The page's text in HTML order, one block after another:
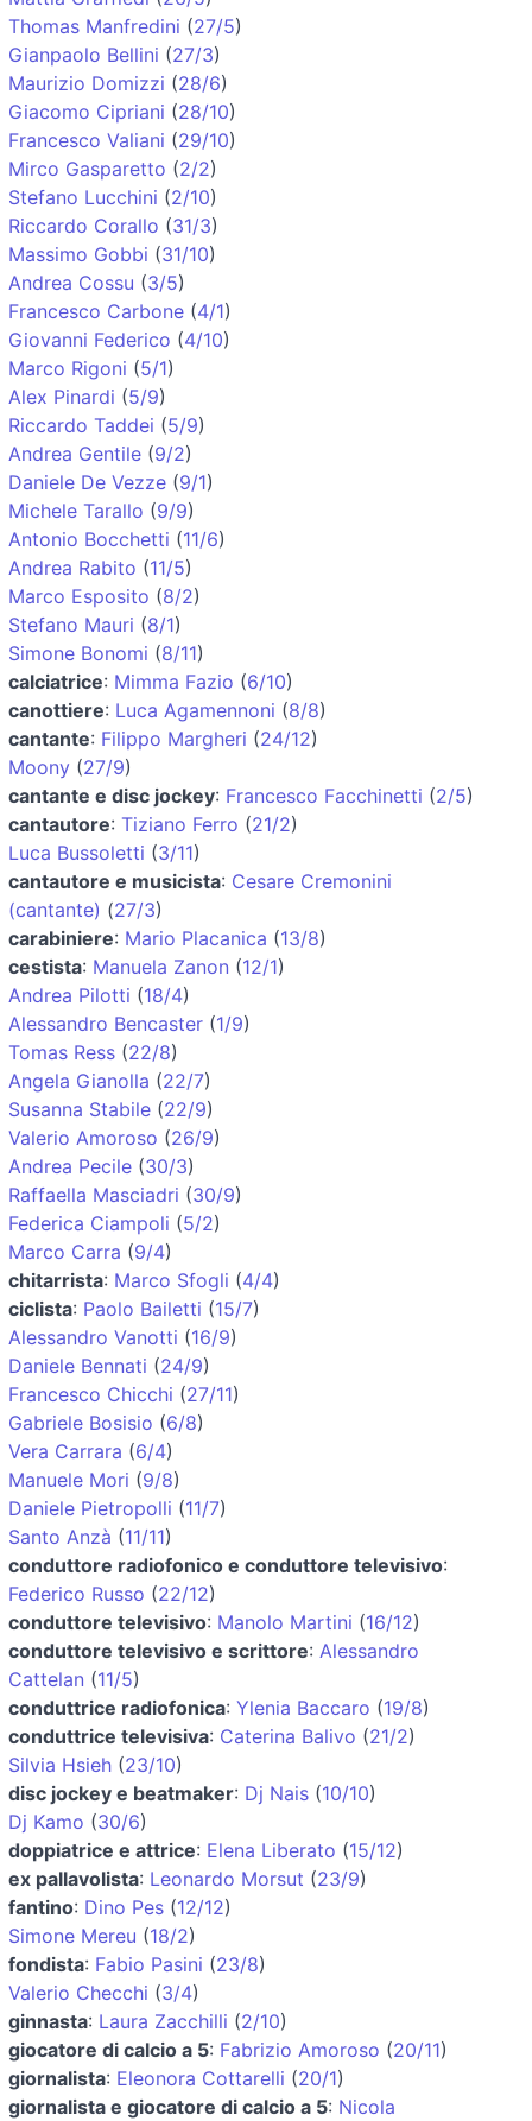
Thomas Manfredini (27/5)
Gianpaolo Bellini (27/3)
Maurizio Domizzi (28/6)
Giacomo Cipriani (28/10)
Francesco Valiani (29/10)
Mirco Gasparetto (2/2)
Stefano Lucchini (2/10)
Riccardo Corallo (31/3)
Massimo Gobbi (31/10)
Andrea Cossu (3/5)
Francesco Carbone (4/1)
Giovanni Federico (4/10)
Marco Rigoni (5/1)
Alex Pinardi (5/9)
Riccardo Taddei (5/9)
Andrea Gentile (9/2)
Daniele De Vezze (9/1)
Michele Tarallo (9/9)
Antonio Bocchetti (11/6)
Andrea Rabito (11/5)
Marco Esposito (8/2)
Stefano Mauri (8/1)
Simone Bonomi (8/11)
calciatrice: Mimma Fazio (6/10)
canottiere: Luca Agamennoni (8/8)
cantante: Filippo Margheri (24/12)
Moony (27/9)
cantante e disc jockey: Francesco Facchinetti (2/5)
cantautore: Tiziano Ferro (21/2)
Luca Bussoletti (3/11)
cantautore e musicista: Cesare Cremonini
(cantante) (27/3)
carabiniere: Mario Placanica (13/8)
cestista: Manuela Zanon (12/1)
Andrea Pilotti (18/4)
Alessandro Bencaster (1/9)
Tomas Ress (22/8)
Angela Gianolla (22/7)
Susanna Stabile (22/9)
Valerio Amoroso (26/9)
Andrea Pecile (30/3)
Raffaella Masciadri (30/9)
Federica Ciampoli (5/2)
Marco Carra (9/4)
chitarrista: Marco Sfogli (4/4)
ciclista: Paolo Bailetti (15/7)
Alessandro Vanotti (16/9)
Daniele Bennati (24/9)
Francesco Chicchi (27/11)
Gabriele Bosisio (6/8)
Vera Carrara (6/4)
Manuele Mori (9/8)
Daniele Pietropolli (11/7)
Santo Anzà (11/11)
conduttore radiofonico e conduttore televisivo:
Federico Russo (22/12)
conduttore televisivo: Manolo Martini (16/12)
conduttore televisivo e scrittore: Alessandro
Cattelan (11/5)
conduttrice radiofonica: Ylenia Baccaro (19/8)
conduttrice televisiva: Caterina Balivo (21/2)
Silvia Hsieh (23/10)
disc jockey e beatmaker: Dj Nais (10/10)
Dj Kamo (30/6)
doppiatrice e attrice: Elena Liberato (15/12)
ex pallavolista: Leonardo Morsut (23/9)
fantino: Dino Pes (12/12)
Simone Mereu (18/2)
fondista: Fabio Pasini (23/8)
Valerio Checchi (3/4)
ginnasta: Laura Zacchilli (2/10)
giocatore di calcio a 5: Fabrizio Amoroso (20/11)
giornalista: Eleonora Cottarelli (20/1)
giornalista e giocatore di calcio a 5: Nicola